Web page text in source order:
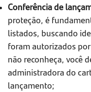
Conferência de
proteção, é
listados, buscando
foram autorizados
não reconheça, você
administradora do
lançamento;